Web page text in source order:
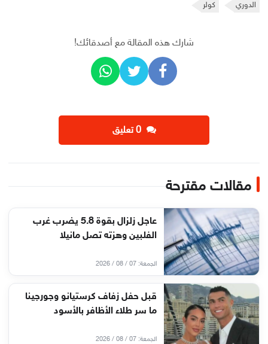
الدوري كولر
شارك هذه المقالة مع أصدقائك!
‫0 تعليق
مقالات مقترحة
عاجل زلزال بقوة 5.8 يضرب غرب
الفلبين وهزته تصل مانيلا
الجمعة: 07 / 08 / 2026
قبل حفل زفاف كرستيانو وجورجينا
ما سر طلاء الأظافر بالأسود
الجمعة: 07 / 08 / 2026